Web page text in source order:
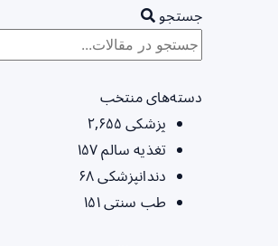
جستجو
دسته‌های منتخب
پزشکی ۲,۶۵۵
تغذیه سالم۱۵۷
دندانپزشکی۶۸
طب سنتی۱۵۱